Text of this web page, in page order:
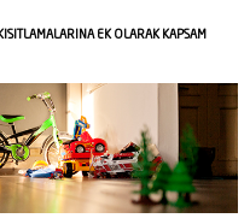
EK OLARAK KAPSAM